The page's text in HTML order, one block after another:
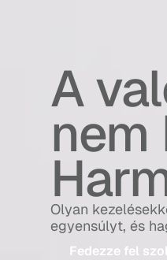
A
nem
Olyan
egyensúlyt, és
Fedezze fel